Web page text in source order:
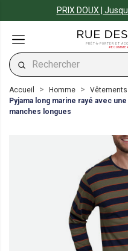
PRIX DOUX |
PRÊT-À-PORTER ET
Accueil Homme
Pyjama long marine rayé avec
manches longues